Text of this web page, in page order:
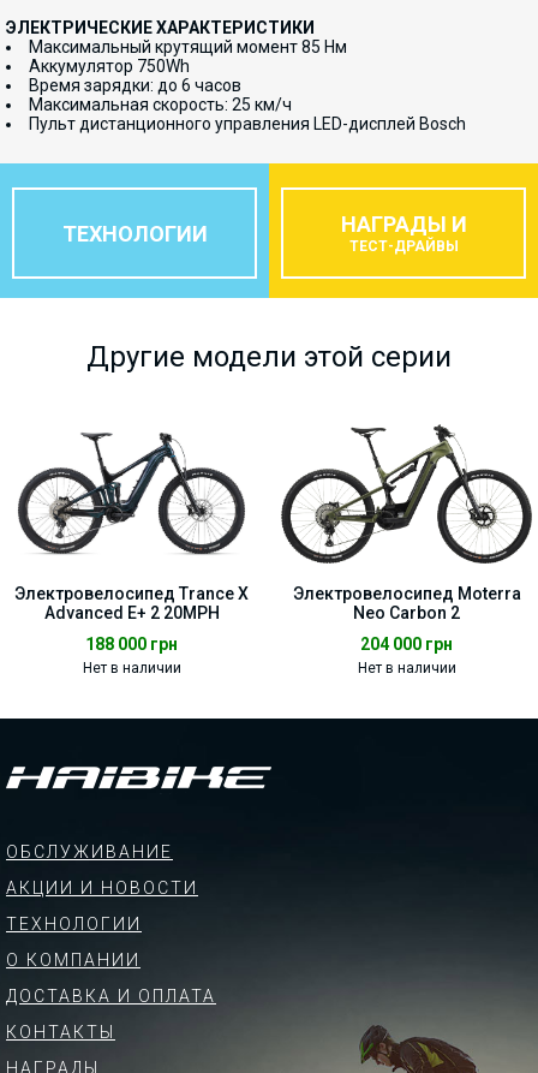
ЭЛЕКТРИЧЕСКИЕ ХАРАКТЕРИСТИКИ
Максимальный крутящий момент 85 Нм
Аккумулятор 750Wh
Время зарядки: до 6 часов
Максимальная скорость: 25 км/ч
Пульт дистанционного управления LED-дисплей Bosch
ТЕХНОЛОГИИ НАГРАДЫ И
ТЕСТ-ДРАЙВЫ
Другие модели этой серии
Электровелосипед Trance X
Advanced E+ 2 20MPH
188 000 грн
Нет в наличии
Электровелосипед Moterra
Neo Carbon 2
204 000 грн
Нет в наличии
ОБСЛУЖИВАНИЕ
АКЦИИ И НОВОСТИ
ТЕХНОЛОГИИ
О КОМПАНИИ
ДОСТАВКА И ОПЛАТА
КОНТАКТЫ
НАГРАДЫ